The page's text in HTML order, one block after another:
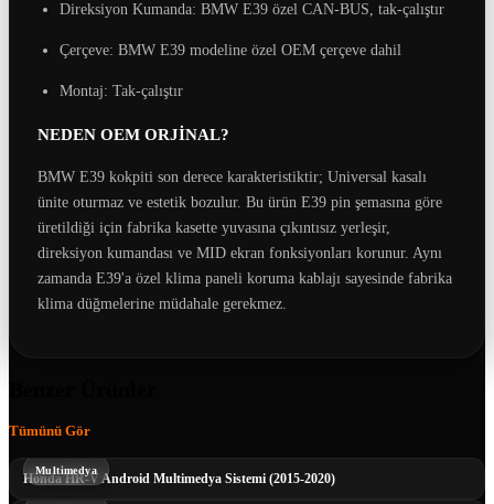
Direksiyon Kumanda: BMW E39 özel CAN-BUS, tak-çalıştır
Çerçeve: BMW E39 modeline özel OEM çerçeve dahil
Montaj: Tak-çalıştır
NEDEN OEM ORJİNAL?
BMW E39 kokpiti son derece karakteristiktir; Universal kasalı
ünite oturmaz ve estetik bozulur. Bu ürün E39 pin şemasına göre
üretildiği için fabrika kasette yuvasına çıkıntısız yerleşir,
direksiyon kumandası ve MID ekran fonksiyonları korunur. Aynı
zamanda E39'a özel klima paneli koruma kablajı sayesinde fabrika
klima düğmelerine müdahale gerekmez.
Tümünü Gör
Honda HR-V Android Multimedya Sistemi (2015-2020)
Multimedya